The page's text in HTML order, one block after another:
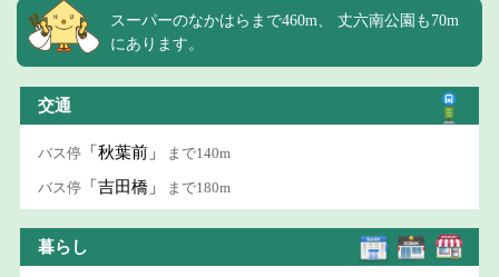
スーパーのなかはらまで460m、 丈六南公園も70m
にあります。
交通
バス停 「秋葉前」 まで140m
バス停 「吉田橋」 まで180m
暮らし